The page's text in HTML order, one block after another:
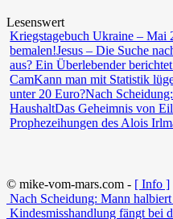
Lesenswert
Kriegstagebuch Ukraine – Mai
bemalen!Jesus – Die Suche
aus? Ein Überlebender
CamKann man mit Statistik
unter 20 Euro?Nach
HaushaltDas Geheimnis von
Prophezeihungen des Alois
© mike-vom-mars.com - [ Info ]
Nach Scheidung: Mann
Kindesmisshandlung fängt bei